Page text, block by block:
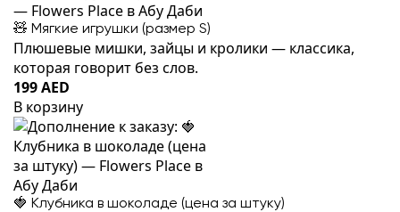
🧸 Мягкие игрушки (размер S)
Плюшевые мишки, зайцы и кролики — классика,
которая говорит без слов.
199 AED
В корзину
🍓 Клубника в шоколаде (цена за штуку)